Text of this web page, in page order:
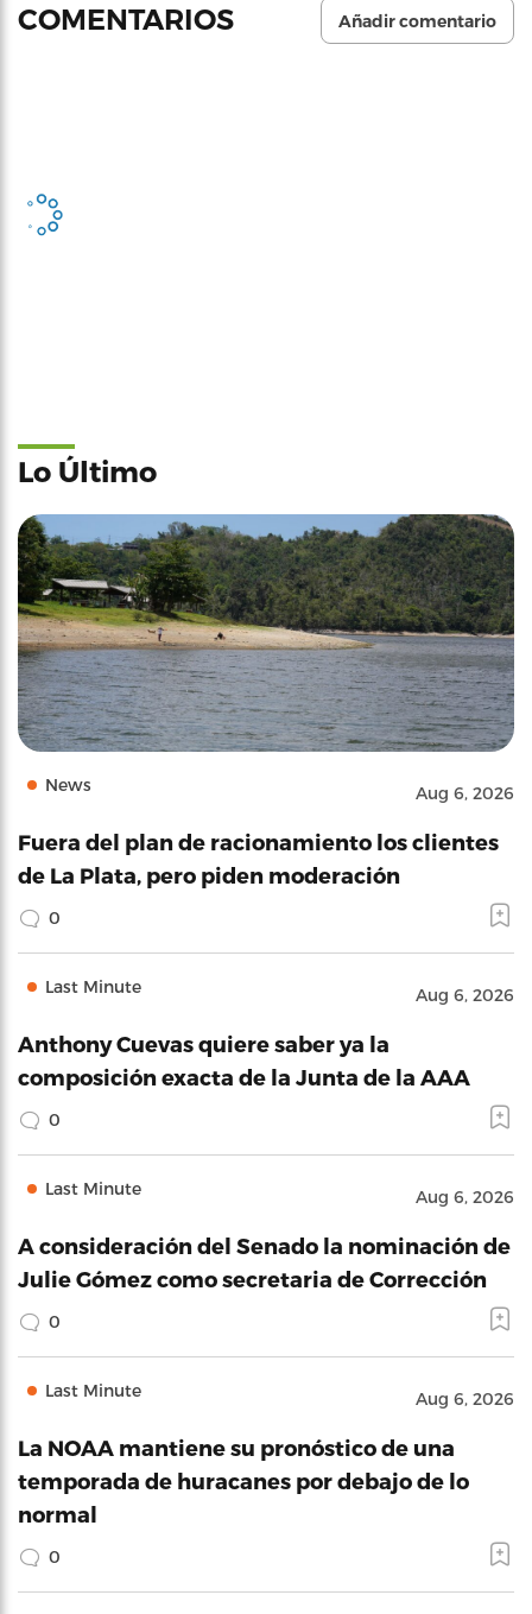
COMENTARIOS Añadir comentario
Lo Último
News Aug 6, 2026
Fuera del plan de racionamiento los clientes
de La Plata, pero piden moderación
0
Last Minute Aug 6, 2026
Anthony Cuevas quiere saber ya la
composición exacta de la Junta de la AAA
0
Last Minute Aug 6, 2026
A consideración del Senado la nominación de
Julie Gómez como secretaria de Corrección
0
Last Minute Aug 6, 2026
La NOAA mantiene su pronóstico de una
temporada de huracanes por debajo de lo
normal
0